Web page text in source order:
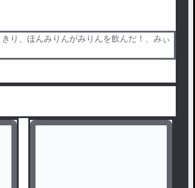
り、ほんみりんがみりんを飲んだ！、みぃ